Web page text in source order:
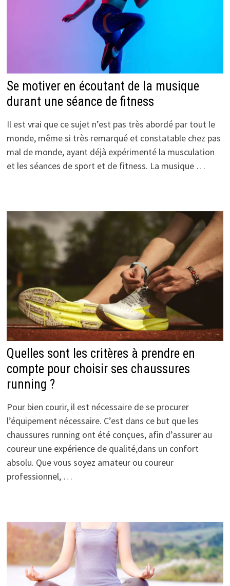
Se motiver en écoutant de la musique
durant une séance de fitness
Il est vrai que ce sujet n’est pas très abordé par tout le
monde, même si très remarqué et constatable chez pas
mal de monde, ayant déjà expérimenté la musculation
et les séances de sport et de fitness. La musique …
Quelles sont les critères à prendre en
compte pour choisir ses chaussures
running ?
Pour bien courir, il est nécessaire de se procurer
l’équipement nécessaire. C’est dans ce but que les
chaussures running ont été conçues, afin d’assurer au
coureur une expérience de qualité,dans un confort
absolu. Que vous soyez amateur ou coureur
professionnel, …